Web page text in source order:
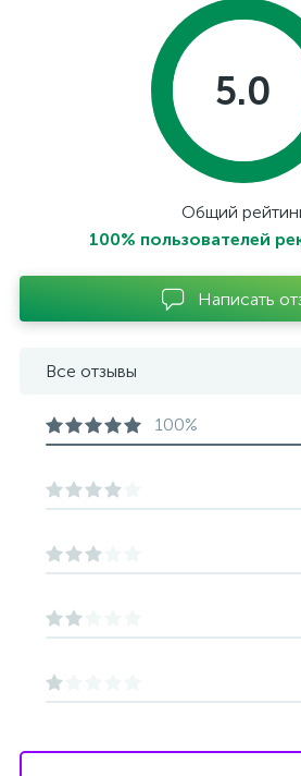
5.0
Общий
100% пользователей
Написать
Все отзывы
100%